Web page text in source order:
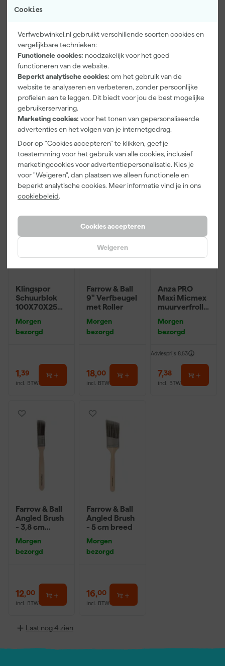
Cookies
Verfwebwinkel.nl gebruikt verschillende soorten cookies en
vergelijkbare technieken:
Functionele cookies: noodzakelijk voor het goed
functioneren van de website.
Beperkt analytische cookies: om het gebruik van de
website te analyseren en verbeteren, zonder persoonlijke
profielen aan te leggen. Dit biedt voor jou de best mogelijke
gebruikerservaring.
Marketing cookies: voor het tonen van gepersonaliseerde
advertenties en het volgen van je internetgedrag.
Door op "Cookies accepteren" te klikken, geef je
toestemming voor het gebruik van alle cookies, inclusief
marketingcookies voor advertentiepersonalisatie. Kies je
voor "Weigeren", dan plaatsen we alleen functionele en
beperkt analytische cookies. Meer informatie vind je in ons
cookiebeleid.
Cookies accepteren
Weigeren
Paintura
Lucamax
Washi tape -
50mx24mm
Morgen
bezorgd
Adviesprijs 6,00
3,99
incl. BTW
Farrow & Ball
F&B
Kleurenwaaie
r
Morgen
22,00
incl. BTW
And Go
Verfbak -
12cm Roller -
Inzetbakken
Morgen
3, 99
incl. BTW
Klingspor
Schuurblok
100X70X25m
P220
Morgen
bezorgd
1,39
incl. BTW
Farrow & Ball
9" Verfbeugel
met Roller
Morgen
bezorgd
18,00
incl. BTW
Anza PRO
Maxi Micmex
muurverfrolle
Morgen
bezorgd
Adviesprijs 8,53
7,38
incl. BTW
Farrow & Ball
Angled Brush
- 3,8 cm
Morgen
bezorgd
12,00
incl. BTW
Farrow & Ball
Angled Brush
- 5 cm breed
Morgen
bezorgd
16,00
incl. BTW
Laat nog 4 zien